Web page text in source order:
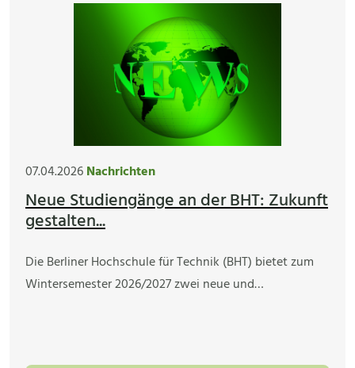
07.04.2026Nachrichten
Neue Studiengänge an der BHT: Zukunft
gestalten...
Die Berliner Hochschule für Technik (BHT) bietet zum
Wintersemester 2026/2027 zwei neue und…